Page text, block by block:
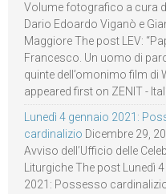
Volume fotografico a cura
Dario Edoardo Viganò e
Maggiore The post LEV:
Francesco. Un uomo di
quinte dell’omonimo film di
appeared first on ZENIT -
Lunedì 4 gennaio 2021:
cardinalizio Dicembre 29,
Avviso dell’Ufficio delle
Liturgiche The post Lunedì
2021: Possesso